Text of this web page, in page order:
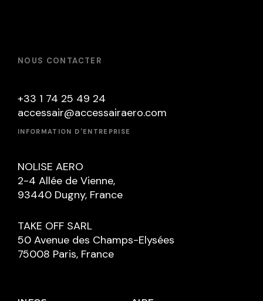
NOUS CONTACTER
+33 1 74 25 49 24
accessair@accessairaero.com
INFORMATION D'ENTREPRISE
NOLISE AERO
2-4 Allée de Vienne,
93440 Dugny, France
TAKE OFF SARL
50 Avenue des Champs-Elysées
75008 Paris, France